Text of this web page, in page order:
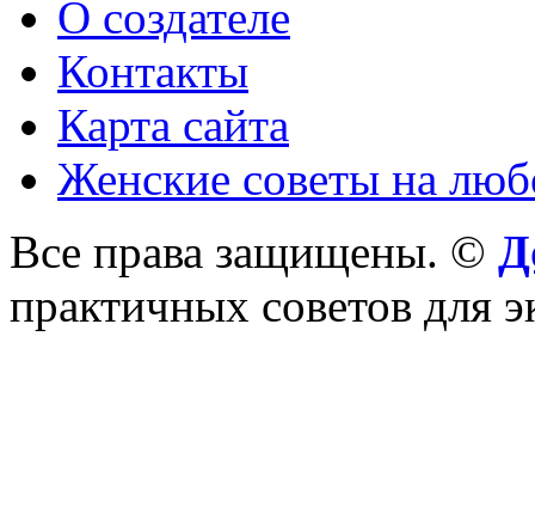
О создателе
Контакты
Карта сайта
Женские советы на
Все права защищены. ©
практичных советов для